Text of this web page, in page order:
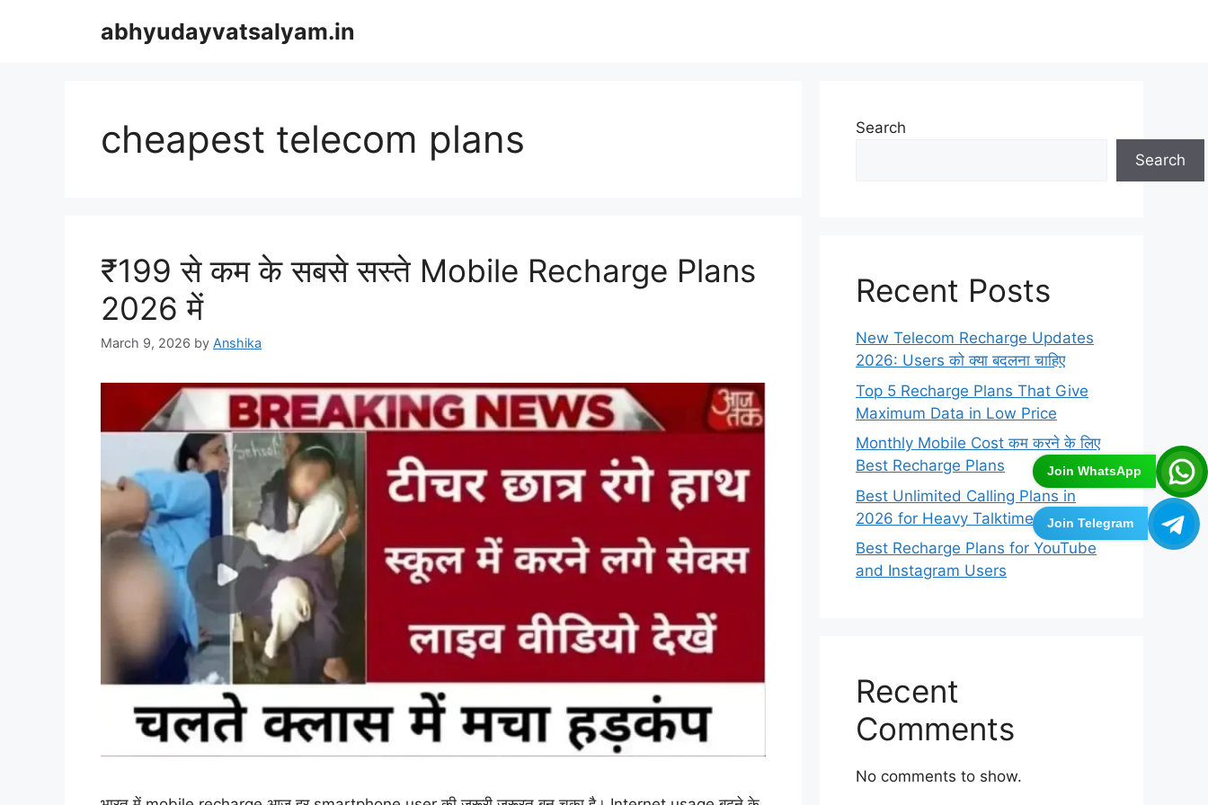
Join WhatsApp
Join Telegram
abhyudayvatsalyam.in
cheapest telecom plans
₹199 से कम के सबसे सस्ते Mobile Recharge Plans
2026 में
March 9, 2026 by Anshika
Search
Search
Recent Posts
New Telecom Recharge Updates
2026: Users को क्या बदलना चाहिए
Top 5 Recharge Plans That Give
Maximum Data in Low Price
Monthly Mobile Cost कम करने के लिए
Best Recharge Plans
Best Unlimited Calling Plans in
2026 for Heavy Talktime Users
Best Recharge Plans for YouTube
and Instagram Users
Recent
Comments
No comments to show.